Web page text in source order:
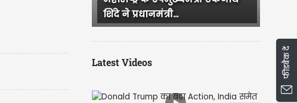
नेताओं ने सुषमा स्वराज की...
Latest Videos फीडबैक दें